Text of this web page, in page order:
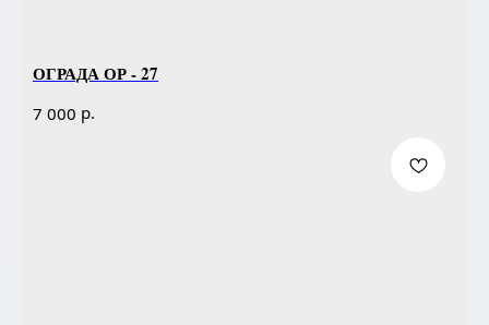
ОГРАДА ОР - 27
7 000 р.